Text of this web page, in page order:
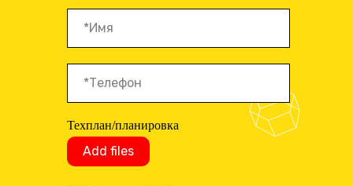
Техплан/планировка
Add files